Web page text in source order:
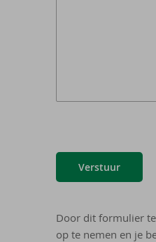
Verstuur
Door dit formulier
op te nemen en je